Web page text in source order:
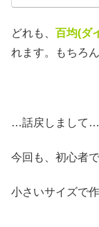
どれも、 百均(ダ
れます。もちろ
…話戻しまして…
今回も、初心者
小さいサイズで